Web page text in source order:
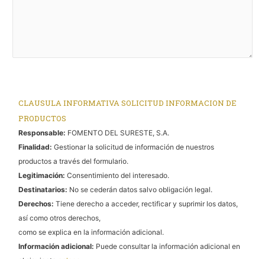
CLAUSULA INFORMATIVA SOLICITUD INFORMACION DE
PRODUCTOS
Responsable: FOMENTO DEL SURESTE, S.A.
Finalidad: Gestionar la solicitud de información de nuestros
productos a través del formulario.
Legitimación: Consentimiento del interesado.
Destinatarios: No se cederán datos salvo obligación legal.
Derechos: Tiene derecho a acceder, rectificar y suprimir los datos,
así como otros derechos,
como se explica en la información adicional.
Información adicional: Puede consultar la información adicional en